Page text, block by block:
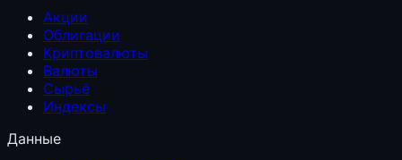
Акции
Облигации
Криптовалюты
Валюты
Сырьё
Индексы
Данные